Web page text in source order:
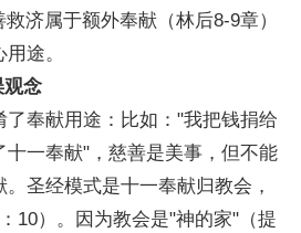
济属于额外奉献（林后8-9章）
途。
念
奉献用途：比如："我把钱捐给
一奉献"，慈善是美事，但不能
圣经模式是十一奉献归教会，
10）。因为教会是"神的家"（提